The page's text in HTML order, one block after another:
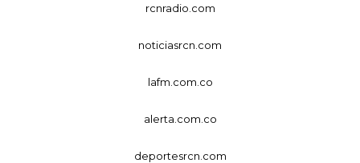
rcnradio.com
noticiasrcn.com
lafm.com.co
alerta.com.co
deportesrcn.com